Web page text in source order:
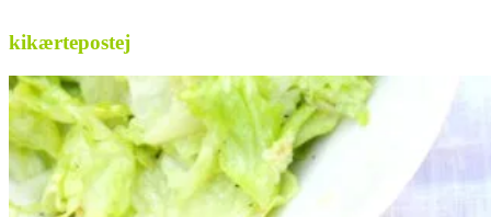
kikærtepostej